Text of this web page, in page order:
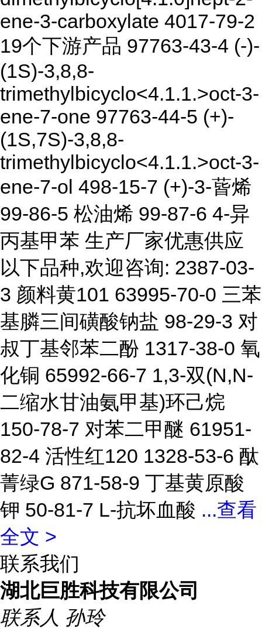
ene-3-carboxylate 4017-79-2
19个下游产品 97763-43-4 (-)-
(1S)-3,8,8-
trimethylbicyclo<4.1.1.>oct-3-
ene-7-one 97763-44-5 (+)-
(1S,7S)-3,8,8-
trimethylbicyclo<4.1.1.>oct-3-
ene-7-ol 498-15-7 (+)-3-蒈烯
99-86-5 松油烯 99-87-6 4-异
丙基甲苯 生产厂家优惠供应
以下品种,欢迎咨询: 2387-03-
3 颜料黄101 63995-70-0 三苯
基膦三间磺酸钠盐 98-29-3 对
叔丁基邻苯二酚 1317-38-0 氧
化铜 65992-66-7 1,3-双(N,N-
二缩水甘油氨甲基)环己烷
150-78-7 对苯二甲醚 61951-
82-4 活性红120 1328-53-6 酞
菁绿G 871-58-9 丁基黄原酸
钾 50-81-7 L-抗坏血酸 ...查看
全文 >
联系我们
湖北巨胜科技有限公司
联系人 孙玲